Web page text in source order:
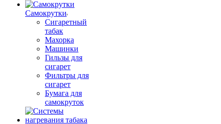
Самокрутки
Сигаретный
табак
Махорка
Машинки
Гильзы для
сигарет
Фильтры для
сигарет
Бумага для
самокруток